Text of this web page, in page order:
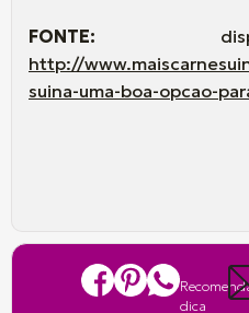
FONTE:
http://
suina-uma-boa-opcao-
dica